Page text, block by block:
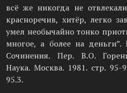
всё же никогда не
красноречив, хитёр, легко
умел необычайно тонко
многое, а более на
Сочинения. Пер. В.О.
Наука. Москва. 1981. стр. 95-
95.3.